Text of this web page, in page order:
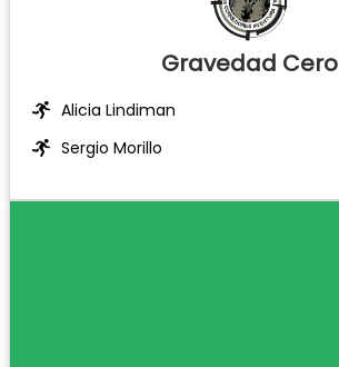
Gravedad Cero
Alicia Lindiman
Sergio Morillo